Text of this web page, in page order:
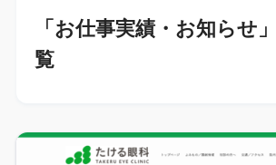
「お仕事実績・お知らせ
覧